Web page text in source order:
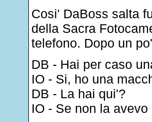
Cosi' DaBoss salta
della Sacra
telefono. Dopo un
DB - Hai per caso
IO - Si, ho una
DB - La hai qui'?
IO - Se non la